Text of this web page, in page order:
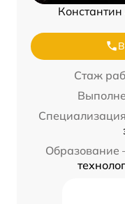
Стаж
Образование